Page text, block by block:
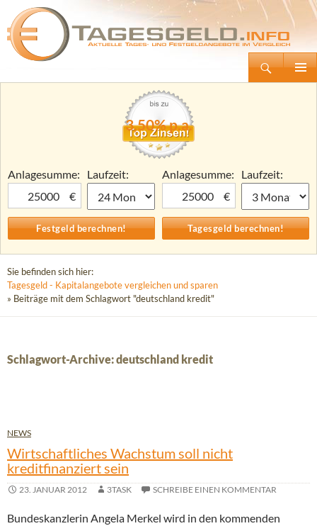
Tagesgeld.info – Tagesgeldkonten vergleichen und Tagesgeld-Zinsen berechnen
Zum
3,50% p.a.
Anlagesumme:
€
Laufzeit:
Anlagesumme:
€
Laufzeit:
Sie befinden sich hier:
Tagesgeld - Kapitalangebote vergleichen und sparen
» Beiträge mit dem Schlagwort "deutschland kredit"
Schlagwort-Archive: deutschland kredit
NEWS
Wirtschaftliches Wachstum soll nicht
kreditfinanziert sein
23. JANUAR 2012 3TASK SCHREIBE EINEN KOMMENTAR
Bundeskanzlerin Angela Merkel wird in den kommenden